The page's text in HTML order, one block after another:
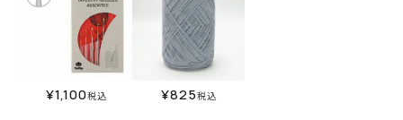
¥1,100税込 ¥825税込